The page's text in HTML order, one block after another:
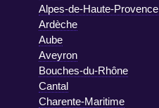
Alpes-de-Haute-Provence
Ardèche
Aube
Aveyron
Bouches-du-Rhône
Cantal
Charente-Maritime